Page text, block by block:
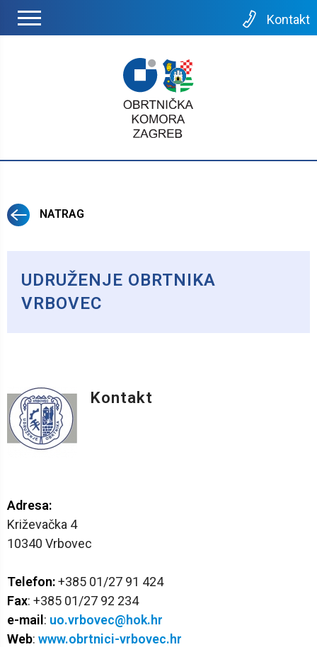
Kontakt
NATRAG
UDRUŽENJE OBRTNIKA
VRBOVEC
Kontakt
Adresa:
Križevačka 4
10340 Vrbovec
Telefon:+385 01/27 91 424
Fax: +385 01/27 92 234
e-mail : uo.vrbovec@hok.hr
Web: www.obrtnici-vrbovec.hr
Stranice